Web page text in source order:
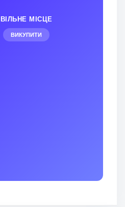
ВІЛЬНЕ МІСЦЕ
ВИКУПИТИ